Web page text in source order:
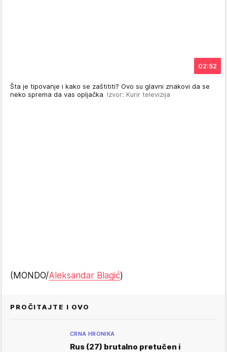
02:52
Šta je tipovanje i kako se zaštititi? Ovo su glavni znakovi da se
neko sprema da vas opljačka Izvor: Kurir televizija
(MONDO/Aleksandar Blagić)
PROČITAJTE I OVO
CRNA HRONIKA
Rus (27) brutalno pretučen i